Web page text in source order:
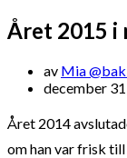
Året 2015 i
av Mia
december
Året 2014
om han var frisk